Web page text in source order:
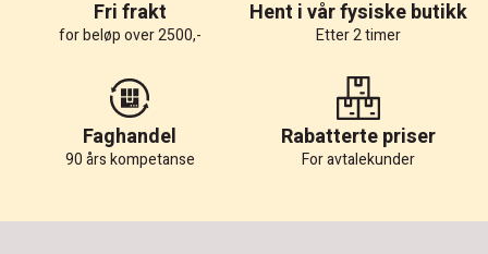
Fri frakt
for beløp over 2500,-
Hent i vår fysiske butikk
Etter 2 timer
Faghandel
90 års kompetanse
Rabatterte priser
For avtalekunder